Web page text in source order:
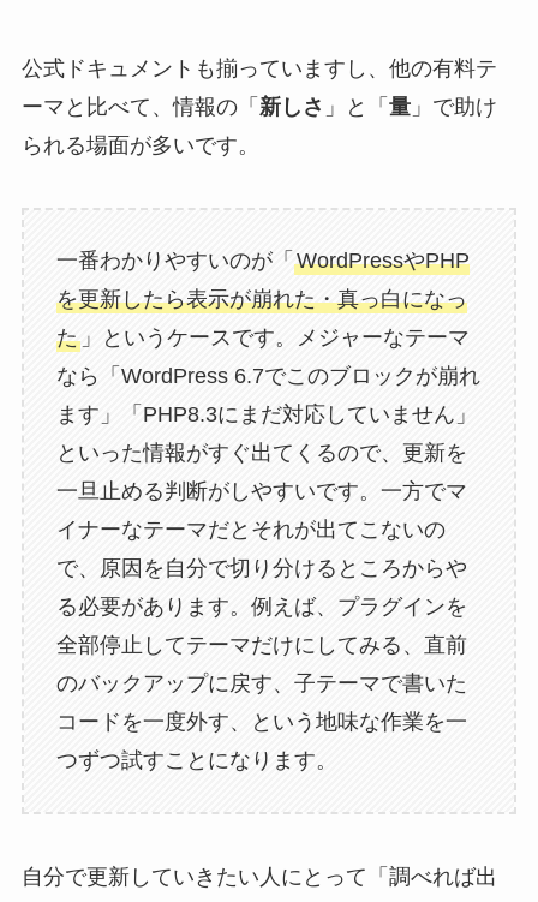
公式ドキュメントも揃っていますし、他の有料テ
ーマと比べて、情報の「 新しさ 」と「 量」で助け
られる場面が多いです。
一番わかりやすいのが「 WordPressやPHP
を更新したら表示が崩れた・真っ白になっ
た」というケースです。メジャーなテーマ
なら「WordPress 6.7でこのブロックが崩れ
ます」「PHP8.3にまだ対応していません」
といった情報がすぐ出てくるので、更新を
一旦止める判断がしやすいです。一方でマ
イナーなテーマだとそれが出てこないの
で、原因を自分で切り分けるところからや
る必要があります。例えば、プラグインを
全部停止してテーマだけにしてみる、直前
のバックアップに戻す、子テーマで書いた
コードを一度外す、という地味な作業を一
つずつ試すことになります。
自分で更新していきたい人にとって「調べれば出